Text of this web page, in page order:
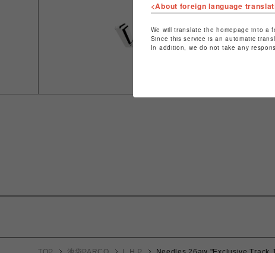
シ
特
<About foreign language
We will translate the homepage into a
Since this service is an automatic
In addition, we do not take any